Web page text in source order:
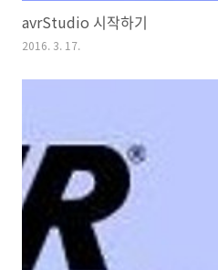
avrStudio 시작하기
2016. 3. 17.